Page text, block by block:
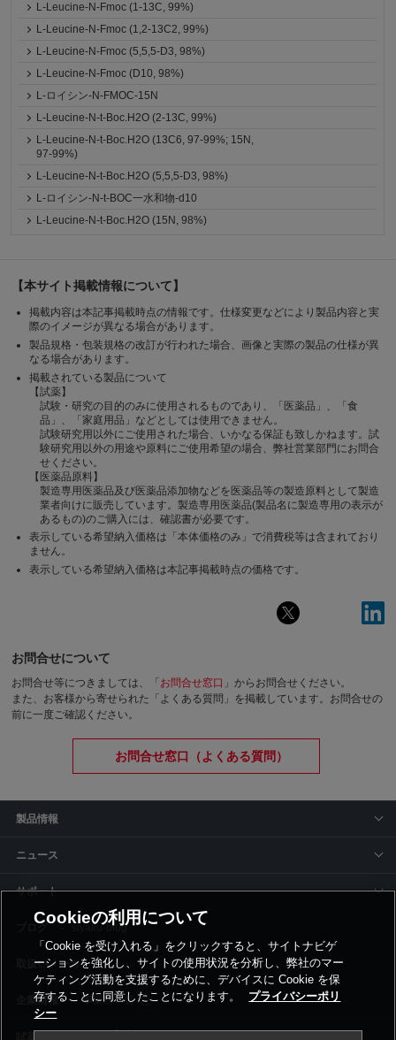
L-Leucine-N-Fmoc (1-13C, 99%)
L-Leucine-N-Fmoc (1,2-13C2, 99%)
L-Leucine-N-Fmoc (5,5,5-D3, 98%)
L-Leucine-N-Fmoc (D10, 98%)
L-ロイシン-N-FMOC-15N
L-Leucine-N-t-Boc.H2O (2-13C, 99%)
L-Leucine-N-t-Boc.H2O (13C6, 97-99%; 15N,
97-99%)
L-Leucine-N-t-Boc.H2O (5,5,5-D3, 98%)
L-ロイシン-N-t-BOC一水和物-d10
L-Leucine-N-t-Boc.H2O (15N, 98%)
【本サイト掲載情報について】
掲載内容は本記事掲載時点の情報です。仕様変更などにより製品内容と実
際のイメージが異なる場合があります。
製品規格・包装規格の改訂が行われた場合、画像と実際の製品の仕様が異
なる場合があります。
掲載されている製品について
【試薬】
試験・研究の目的のみに使用されるものであり、「医薬品」、「食
品」、「家庭用品」などとしては使用できません。
試験研究用以外にご使用された場合、いかなる保証も致しかねます。試
験研究用以外の用途や原料にご使用希望の場合、弊社営業部門にお問合
せください。
【医薬品原料】
製造専用医薬品及び医薬品添加物などを医薬品等の製造原料として製造
業者向けに販売しています。製造専用医薬品(製品名に製造専用の表示が
あるもの)のご購入には、確認書が必要です。
表示している希望納入価格は「本体価格のみ」で消費税等は含まれており
ません。
表示している希望納入価格は本記事掲載時点の価格です。
お問合せについて
お問合せ等につきましては、「 お問合せ窓口 」からお問合せください。
また、お客様から寄せられた「よくある質問」を掲載しています。お問合せの
前に一度ご確認ください。
お問合せ窓口（よくある質問）
製品情報
ニュース
サポート
siyaku-blog
取扱いメーカー
事業所一覧
Cookieの利用について
「Cookie を受け入れる」をクリックすると、サイトナビゲ
ーションを強化し、サイトの使用状況を分析し、弊社のマー
ケティング活動を支援するために、デバイスに Cookie を保
存することに同意したことになります。
プライバシーポリ
シー